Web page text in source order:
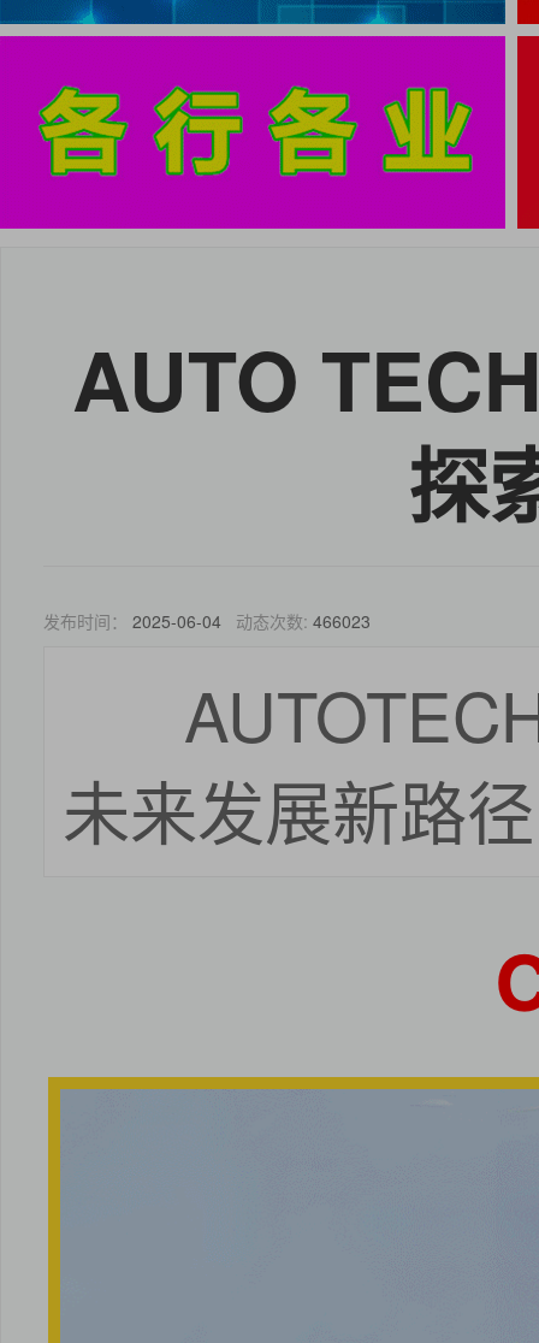
AUTO
探
发布时间： 2025-06-04 动态次数: 466023
未来发展新路径